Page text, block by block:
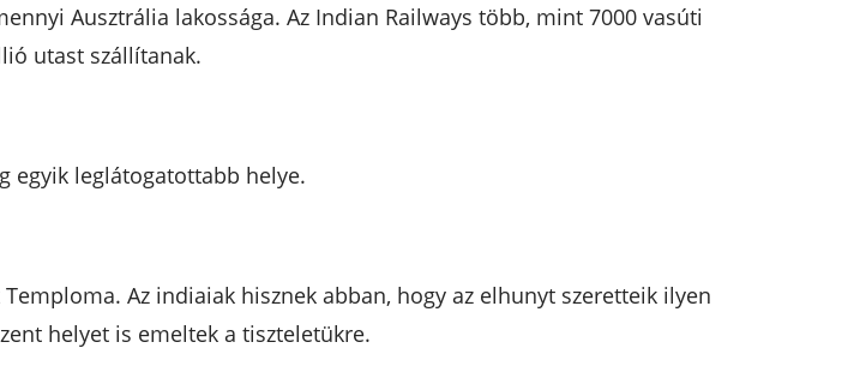
Ausztrália lakossága. Az Indian Railways több, mint 7000 vasúti
utast szállítanak.
egyik leglátogatottabb helye.
Az indiaiak hisznek abban, hogy az elhunyt szeretteik ilyen
helyet is emeltek a tiszteletükre.